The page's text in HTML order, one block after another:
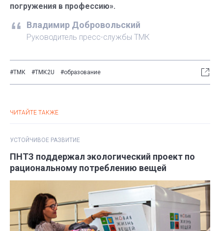
погружения в профессию».
Владимир Добровольский
Руководитель пресс-службы ТМК
#ТМК #ТМК2U #образование
ЧИТАЙТЕ ТАКЖЕ
УСТОЙЧИВОЕ РАЗВИТИЕ
ПНТЗ поддержал экологический проект по
рациональному потреблению вещей